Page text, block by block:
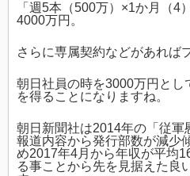
「週5本（500万）×1か月（4
4000万円。
さらに専属契約などがあれば
朝日社員の時を3000万円とし
を得ることになりますね。
朝日新聞社は2014年の「従
報道内容から発行部数が減少
め2017年4月から年収が平均
る事ことから先を見据えた良